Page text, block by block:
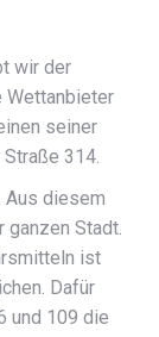
wir der
Wettanbieter
seiner
314.
Aus diesem
ganzen Stadt.
ist
Dafür
und 109 die